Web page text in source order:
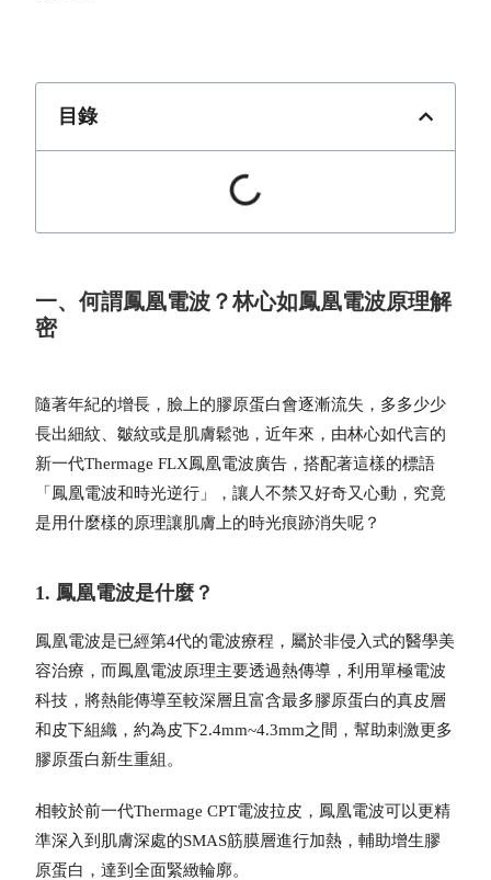
目錄
一、何謂鳳凰電波？林心如鳳凰電波原理解
密
隨著年紀的增長，臉上的膠原蛋白會逐漸流失，多多少少
長出細紋、皺紋或是肌膚鬆弛，近年來，由林心如代言的
新一代Thermage FLX鳳凰電波廣告 ，搭配著這樣的標語
「 鳳凰電波和時光逆行 」，讓人不禁又好奇又心動， 究竟
是用什麼樣的原理讓肌膚上的時光痕跡消失呢？
1. 鳳凰電波是什麼？
鳳凰電波是已經第4代的電波療程，屬於非侵入式的醫學美
容治療，而鳳凰電波原理主要透過熱傳導，利用單極電波
科技，將熱能傳導至較深層且富含最多膠原蛋白的真皮層
和皮下組織，約為皮下2.4mm~4.3mm之間，幫助刺激更多
膠原蛋白新生重組。
相較於前一代Thermage CPT電波拉皮， 鳳凰電波可以更精
準深入到肌膚深處的SMAS筋膜層進行加熱，輔助增生膠
原蛋白，達到全面緊緻輪廓。